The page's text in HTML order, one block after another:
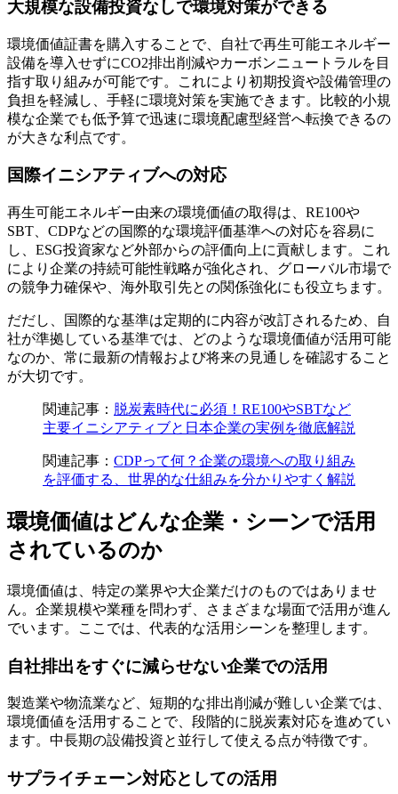
大規模な設備投資なしで環境対策ができる
環境価値証書を購入することで、自社で再生可能エネルギー
設備を導入せずにCO2排出削減やカーボンニュートラルを目
指す取り組みが可能です。これにより初期投資や設備管理の
負担を軽減し、手軽に環境対策を実施できます。比較的小規
模な企業でも低予算で迅速に環境配慮型経営へ転換できるの
が大きな利点です。
国際イニシアティブへの対応
再生可能エネルギー由来の環境価値の取得は、RE100や
SBT、CDPなどの国際的な環境評価基準への対応を容易に
し、ESG投資家など外部からの評価向上に貢献します。これ
により企業の持続可能性戦略が強化され、グローバル市場で
の競争力確保や、海外取引先との関係強化にも役立ちます。
だだし、国際的な基準は定期的に内容が改訂されるため、自
社が準拠している基準では、どのような環境価値が活用可能
なのか、常に最新の情報および将来の見通しを確認すること
が大切です。
関連記事： 脱炭素時代に必須！RE100やSBTなど
主要イニシアティブと日本企業の実例を徹底解説
関連記事： CDPって何？企業の環境への取り組み
を評価する、世界的な仕組みを分かりやすく解説
環境価値はどんな企業・シーンで活用
されているのか
環境価値は、特定の業界や大企業だけのものではありませ
ん。企業規模や業種を問わず、さまざまな場面で活用が進ん
でいます。ここでは、代表的な活用シーンを整理します。
自社排出をすぐに減らせない企業での活用
製造業や物流業など、短期的な排出削減が難しい企業では、
環境価値を活用することで、段階的に脱炭素対応を進めてい
ます。中長期の設備投資と並行して使える点が特徴です。
サプライチェーン対応としての活用